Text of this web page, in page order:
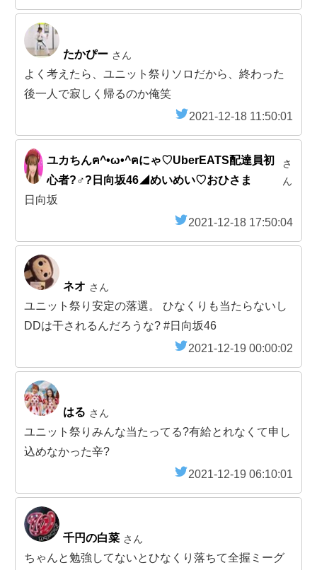
たかぴー さん
よく考えたら、ユニット祭りソロだから、終わった
後一人で寂しく帰るのか俺笑
2021-12-18 11:50:01
ユカちんฅ^•ω•^ฅにゃ♡UberEATS配達員初
心者?‍♂️?日向坂46◢めいめい♡おひさま
さ
ん
日向坂
2021-12-18 17:50:04
ネオ さん
ユニット祭り安定の落選。 ひなくりも当たらないし
DDは干されるんだろうな? #日向坂46
2021-12-19 00:00:02
はる さん
ユニット祭りみんな当たってる?有給とれなくて申し
込めなかった辛?
2021-12-19 06:10:01
千円の白菜 さん
ちゃんと勉強してないとひなくり落ちて全握ミーグ